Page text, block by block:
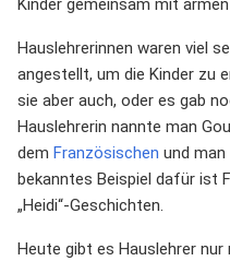
Kinder gemeinsam mit
Hauslehrerinnen waren viel
angestellt, um die Kinder zu
sie aber auch, oder es gab
Hauslehrerin nannte man
dem Französischen und man
bekanntes Beispiel dafür ist
„Heidi“-Geschichten.
Heute gibt es Hauslehrer nur